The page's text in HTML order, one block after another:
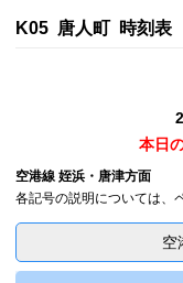
K05 唐人町 時刻表
本日
空港線 姪浜・唐津方面
各記号の説明については、
空